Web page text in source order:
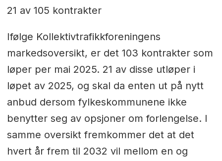
21 av 105 kontrakter
Ifølge Kollektivtrafikkforeningens
markedsoversikt, er det 103 kontrakter som
løper per mai 2025. 21 av disse utløper i
løpet av 2025, og skal da enten ut på nytt
anbud dersom fylkeskommunene ikke
benytter seg av opsjoner om forlengelse. I
samme oversikt fremkommer det at det
hvert år frem til 2032 vil mellom en og